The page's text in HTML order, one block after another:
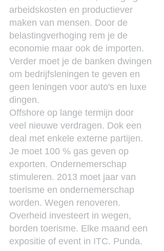
arbeidskosten en productiever
maken van mensen. Door de
belastingverhoging rem je de
economie maar ook de importen.
Verder moet je de banken dwingen
om bedrijfsleningen te geven en
geen leningen voor auto's en luxe
dingen.
Offshore op lange termijn door
veel nieuwe verdragen. Dok een
deal met enkele externe partijen.
Je moet 100 % gas geven op
exporten. Ondernemerschap
stimuleren. 2013 moet jaar van
toerisme en ondernemerschap
worden. Wegen renoveren.
Overheid investeert in wegen,
borden toerisme. Elke maand een
expositie of event in ITC. Punda.